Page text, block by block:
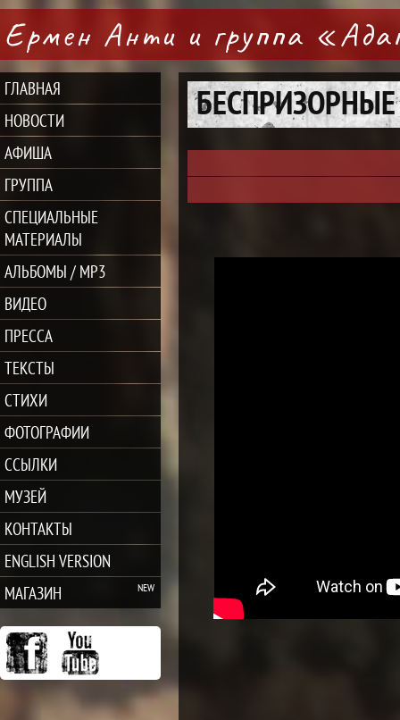
Ермен Анти и группа
ГЛАВНАЯ
НОВОСТИ
АФИША
ГРУППА
СПЕЦИАЛЬНЫЕ
МАТЕРИАЛЫ
АЛЬБОМЫ / MP3
ВИДЕО
ПРЕССА
ТЕКСТЫ
СТИХИ
ФОТОГРАФИИ
ССЫЛКИ
МУЗЕЙ
КОНТАКТЫ
ENGLISH VERSION
МАГАЗИН